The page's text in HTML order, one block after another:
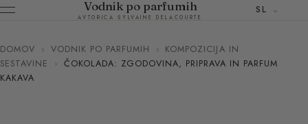
Vodnik po parfumih
AVTORICA SYLVAINE DELACOURTE
SL
DOMOV › VODNIK PO PARFUMIH › KOMPOZICIJA IN
SESTAVINE
› ČOKOLADA: ZGODOVINA, PRIPRAVA IN PARFUM
KAKAVA